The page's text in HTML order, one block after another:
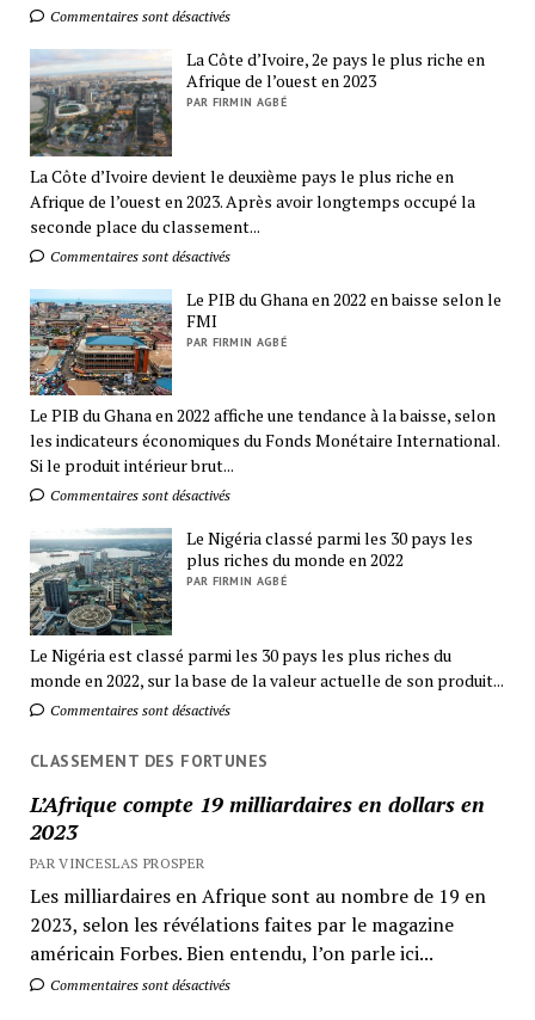
Commentaires sont désactivés
La Côte d’Ivoire, 2e pays le plus riche en
Afrique de l’ouest en 2023
PAR FIRMIN AGBÉ
La Côte d’Ivoire devient le deuxième pays le plus riche en
Afrique de l’ouest en 2023. Après avoir longtemps occupé la
seconde place du classement...
Commentaires sont désactivés
Le PIB du Ghana en 2022 en baisse selon le
FMI
PAR FIRMIN AGBÉ
Le PIB du Ghana en 2022 affiche une tendance à la baisse, selon
les indicateurs économiques du Fonds Monétaire International.
Si le produit intérieur brut...
Commentaires sont désactivés
Le Nigéria classé parmi les 30 pays les
plus riches du monde en 2022
PAR FIRMIN AGBÉ
Le Nigéria est classé parmi les 30 pays les plus riches du
monde en 2022, sur la base de la valeur actuelle de son produit...
Commentaires sont désactivés
CLASSEMENT DES FORTUNES
L’Afrique compte 19 milliardaires en dollars en
2023
PAR VINCESLAS PROSPER
Les milliardaires en Afrique sont au nombre de 19 en
2023, selon les révélations faites par le magazine
américain Forbes. Bien entendu, l’on parle ici...
Commentaires sont désactivés